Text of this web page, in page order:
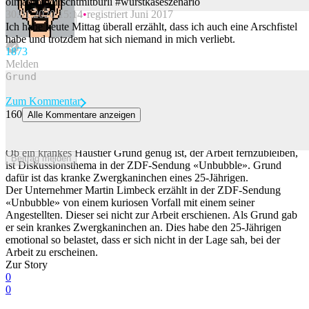
Beitrag melden
30.01.2020 15:14 registriert Juni 2017
Ich habe heute Mittag überall erzählt, dass ich auch eine Arschfistel
habe und trotzdem hat sich niemand in mich verliebt.
1873
Melden
Beitrag melden
Zum Kommentar
160 Alle Kommentare anzeigen
Ob ein krankes Haustier Grund genug ist, der Arbeit fernzubleiben,
ist Diskussionsthema in der ZDF-Sendung «Unbubble». Grund
dafür ist das kranke Zwergkaninchen eines 25-Jährigen.
Der Unternehmer Martin Limbeck erzählt in der ZDF-Sendung
«Unbubble» von einem kuriosen Vorfall mit einem seiner
Angestellten. Dieser sei nicht zur Arbeit erschienen. Als Grund gab
er sein krankes Zwergkaninchen an. Dies habe den 25-Jährigen
emotional so belastet, dass er sich nicht in der Lage sah, bei der
Arbeit zu erscheinen.
Zur Story
0
0